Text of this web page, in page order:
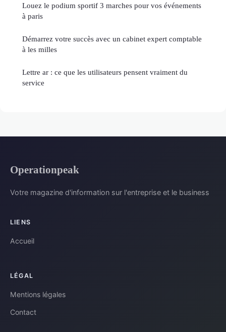
Louez le podium sportif 3 marches pour vos événements
à paris
Démarrez votre succès avec un cabinet expert comptable
à les milles
Lettre ar : ce que les utilisateurs pensent vraiment du
service
Operationpeak
Votre magazine d'information sur l'entreprise et le business
LIENS
Accueil
LÉGAL
Mentions légales
Contact